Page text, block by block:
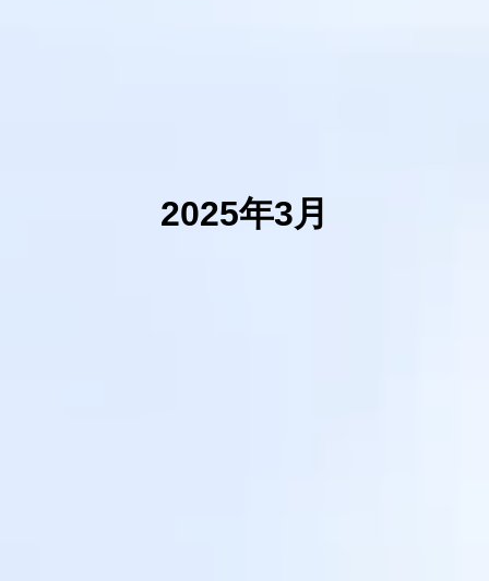
2025年3月